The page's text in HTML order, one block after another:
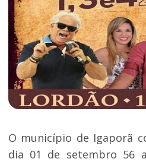
O município de Igaporã
dia 01 de setembro 56